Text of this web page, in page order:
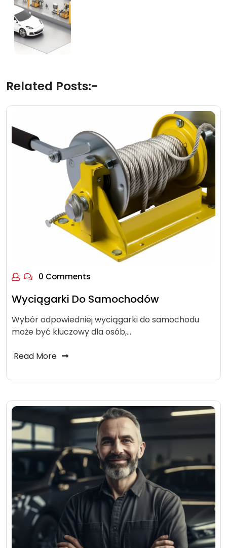
Related Posts:-
0 Comments
Wyciągarki Do Samochodów
Wybór odpowiedniej wyciągarki do samochodu
może być kluczowy dla osób,…
Read More